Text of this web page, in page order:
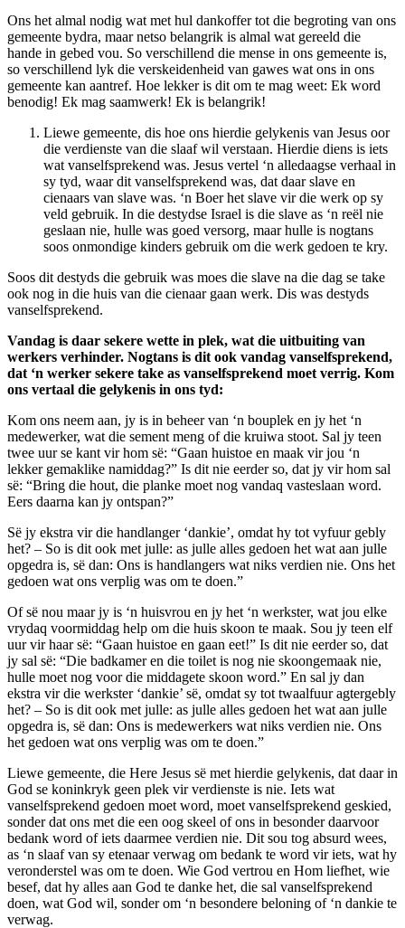
Ons het almal nodig wat met hul dankoffer tot die begroting van ons
gemeente bydra, maar netso belangrik is almal wat gereeld die
hande in gebed vou. So verschillend die mense in ons gemeente is,
so verschillend lyk die verskeidenheid van gawes wat ons in ons
gemeente kan aantref. Hoe lekker is dit om te mag weet: Ek word
benodig! Ek mag saamwerk! Ek is belangrik!
Liewe gemeente, dis hoe ons hierdie gelykenis van Jesus oor
die verdienste van die slaaf wil verstaan. Hierdie diens is iets
wat vanselfsprekend was. Jesus vertel ‘n alledaagse verhaal in
sy tyd, waar dit vanselfsprekend was, dat daar slave en
cienaars van slave was. ‘n Boer het slave vir die werk op sy
veld gebruik. In die destydse Israel is die slave as ‘n reël nie
geslaan nie, hulle was goed versorg, maar hulle is nogtans
soos onmondige kinders gebruik om die werk gedoen te kry.
Soos dit destyds die gebruik was moes die slave na die dag se take
ook nog in die huis van die cienaar gaan werk. Dis was destyds
vanselfsprekend.
Vandag is daar sekere wette in plek, wat die uitbuiting van
werkers verhinder. Nogtans is dit ook vandag vanselfsprekend,
dat ‘n werker sekere take as vanselfsprekend moet verrig. Kom
ons vertaal die gelykenis in ons tyd:
Kom ons neem aan, jy is in beheer van ‘n bouplek en jy het ‘n
medewerker, wat die sement meng of die kruiwa stoot. Sal jy teen
twee uur se kant vir hom së: “Gaan huistoe en maak vir jou ‘n
lekker gemaklike namiddag?” Is dit nie eerder so, dat jy vir hom sal
së: “Bring die hout, die planke moet nog vandaq vasteslaan word.
Eers daarna kan jy ontspan?”
Së jy ekstra vir die handlanger ‘dankie’, omdat hy tot vyfuur gebly
het? – So is dit ook met julle: as julle alles gedoen het wat aan julle
opgedra is, së dan: Ons is handlangers wat niks verdien nie. Ons het
gedoen wat ons verplig was om te doen.”
Of së nou maar jy is ‘n huisvrou en jy het ‘n werkster, wat jou elke
vrydaq voormiddag help om die huis skoon te maak. Sou jy teen elf
uur vir haar së: “Gaan huistoe en gaan eet!” Is dit nie eerder so, dat
jy sal së: “Die badkamer en die toilet is nog nie skoongemaak nie,
hulle moet nog voor die middagete skoon word.” En sal jy dan
ekstra vir die werkster ‘dankie’ së, omdat sy tot twaalfuur agtergebly
het? – So is dit ook met julle: as julle alles gedoen het wat aan julle
opgedra is, së dan: Ons is medewerkers wat niks verdien nie. Ons
het gedoen wat ons verplig was om te doen.”
Liewe gemeente, die Here Jesus së met hierdie gelykenis, dat daar in
God se koninkryk geen plek vir verdienste is nie. Iets wat
vanselfsprekend gedoen moet word, moet vanselfsprekend geskied,
sonder dat ons met die een oog skeel of ons in besonder daarvoor
bedank word of iets daarmee verdien nie. Dit sou tog absurd wees,
as ‘n slaaf van sy etenaar verwag om bedank te word vir iets, wat hy
veronderstel was om te doen. Wie God vertrou en Hom liefhet, wie
besef, dat hy alles aan God te danke het, die sal vanselfsprekend
doen, wat God wil, sonder om ‘n besondere beloning of ‘n dankie te
verwag.